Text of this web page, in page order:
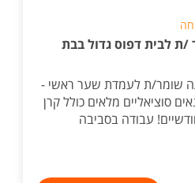
ת לבית דפוס גדול בבת
ה שומר/ת לעמדת שער ראשי -
סוציאליים מלאים כולל קרן
עבודה בסביבה